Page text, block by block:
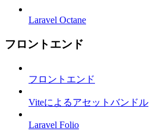
Laravel Octane
フロントエンド
フロントエンド
Viteによるアセットバンドル
Laravel Folio